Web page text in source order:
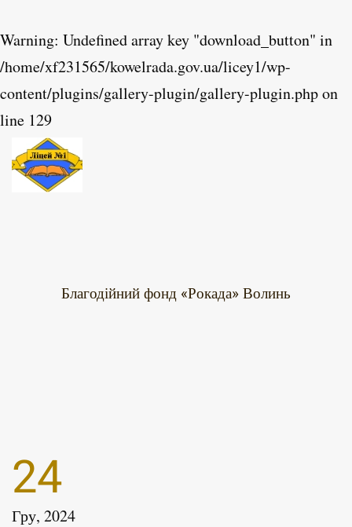
Warning: Undefined array key "download_button" in
/home/xf231565/kowelrada.gov.ua/licey1/wp-
content/plugins/gallery-plugin/gallery-plugin.phpon
line 129
Skip to main content
Благодійний фонд «Рокада» Волинь
24
Гру, 2024